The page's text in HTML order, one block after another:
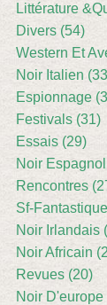
Littérature
Divers (54)
Western Et
Noir Italien
Espionnage
Festivals (31)
Essais (29)
Noir
Rencontres
Sf-
Noir Irlandais
Noir Africain
Revues (20)
Noir